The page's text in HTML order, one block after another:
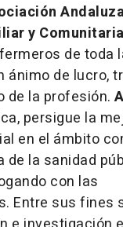
y Comunitaria
de toda
ánimo de lucro,
de la profesión.
persigue la
en el ámbito
de la sanidad
con las
Entre sus fines